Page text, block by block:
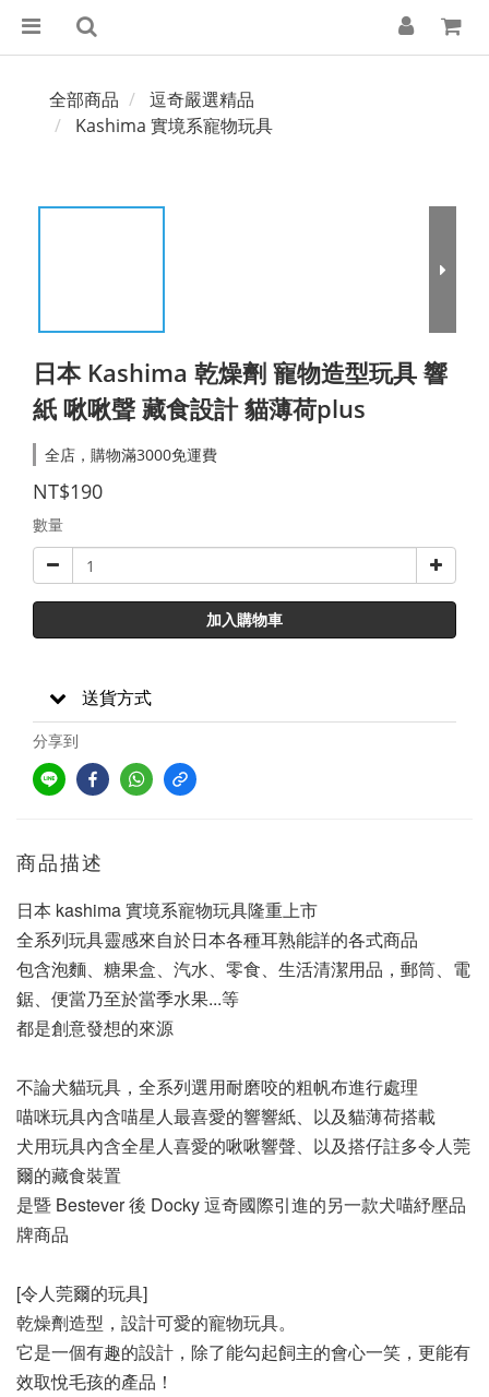
全部商品
逗奇嚴選精品
Kashima 實境系寵物玩具
日本 Kashima 乾燥劑 寵物造型玩具 響
紙 啾啾聲 藏食設計 貓薄荷plus
全店，購物滿3000免運費
NT$190
數量
加入購物車
送貨方式
分享到
商品描述
日本 kashima 實境系寵物玩具隆重上市
全系列玩具靈感來自於日本各種耳熟能詳的各式商品
包含泡麵、糖果盒、汽水、零食、生活清潔用品，郵筒、電
鋸、便當乃至於當季水果...等
都是創意發想的來源
不論犬貓玩具，全系列選用耐磨咬的粗帆布進行處理
喵咪玩具內含喵星人最喜愛的響響紙、以及貓薄荷搭載
犬用玩具內含全星人喜愛的啾啾響聲、以及搭仔註多令人莞
爾的藏食裝置
是暨 Bestever 後 Docky 逗奇國際引進的另一款犬喵紓壓品
牌商品
[令人莞爾的玩具]
乾燥劑造型，設計可愛的寵物玩具。
它是一個有趣的設計，除了能勾起飼主的會心一笑，更能有
效取悅毛孩的產品！